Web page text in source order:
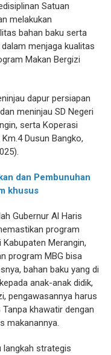
Satuan
melakukan
bahan baku serta
menjaga kualitas
Makan Bergizi
dapur persiapan
meninjau SD Negeri
serta Koperasi
Dusun Bangko,
dan Pembunuhan
khusus
Gubernur Al Haris
program
Merangin,
program MBG bisa
bahan baku yang di
anak-anak didik,
pengawasannya harus
khawatir dengan
makanannya.
langkah strategis